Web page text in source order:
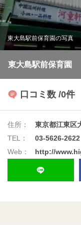
東大島駅前保育園の写真
東大島駅前保育園
口コミ数 /0件
住所：
東京都江東区
TEL：
03-5626-2622
Web：
http://